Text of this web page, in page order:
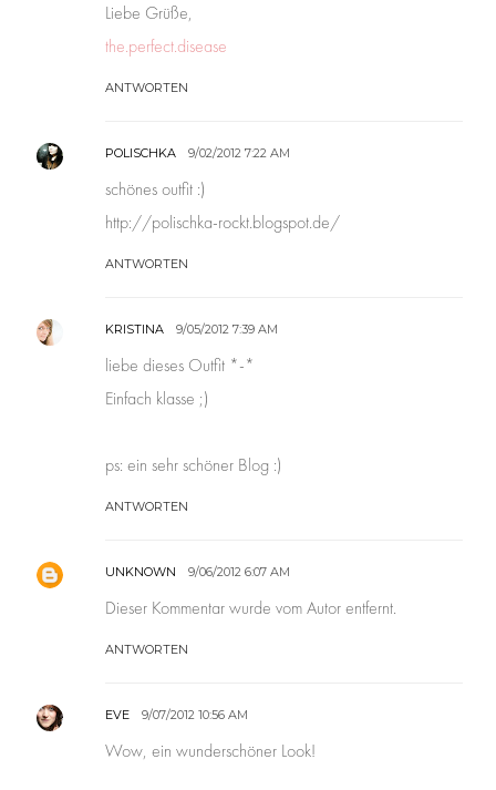
Liebe Grüße,
the.perfect.disease
ANTWORTEN
POLISCHKA 9/02/2012 7:22 AM
schönes outfit :)
http://polischka-rockt.blogspot.de/
ANTWORTEN
KRISTINA 9/05/2012 7:39 AM
liebe dieses Outfit *-*
Einfach klasse ;)
ps: ein sehr schöner Blog :)
ANTWORTEN
UNKNOWN 9/06/2012 6:07 AM
Dieser Kommentar wurde vom Autor entfernt.
ANTWORTEN
EVE 9/07/2012 10:56 AM
Wow, ein wunderschöner Look!